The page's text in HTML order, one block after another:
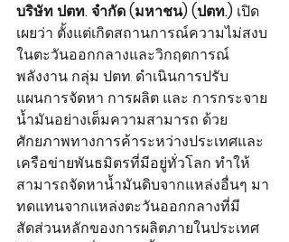
บริษัท ปตท. จำกัด (มหาชน) (ปตท.) เปิด
เผยว่า ตั้งแต่เกิดสถานการณ์ความไม่สงบ
ในตะวันออกกลางและวิกฤตการณ์
พลังงาน กลุ่ม ปตท. ดำเนินการปรับ
แผนการจัดหา การผลิต และ การกระจาย
น้ำมันอย่างเต็มความสามารถ ด้วย
ศักยภาพทางการค้าระหว่างประเทศและ
เครือข่ายพันธมิตรที่มีอยู่ทั่วโลก ทำให้
สามารถจัดหาน้ำมันดิบจากแหล่งอื่นๆ มา
ทดแทนจากแหล่งตะวันออกกลางที่มี
สัดส่วนหลักของการผลิตภายในประเทศ